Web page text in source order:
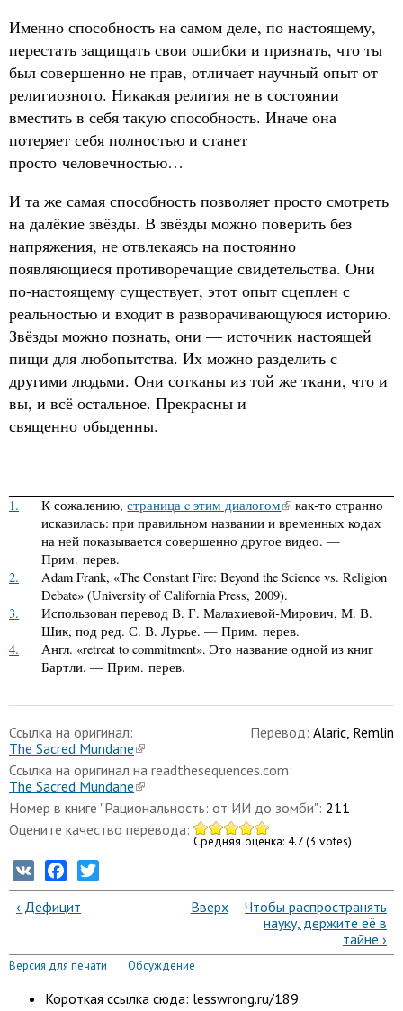
Именно способность на самом деле, по настоящему,
перестать защищать свои ошибки и признать, что ты
был совершенно не прав, отличает научный опыт от
религиозного. Никакая религия не в состоянии
вместить в себя такую способность. Иначе она
потеряет себя полностью и станет
просто человечностью…
И та же самая способность позволяет просто смотреть
на далёкие звёзды. В звёзды можно поверить без
напряжения, не отвлекаясь на постоянно
появляющиеся противоречащие свидетельства. Они
по-настоящему существует, этот опыт сцеплен с
реальностью и входит в разворачивающуюся историю.
Звёзды можно познать, они — источник настоящей
пищи для любопытства. Их можно разделить с
другими людьми. Они сотканы из той же ткани, что и
вы, и всё остальное. Прекрасны и
священно обыденны.
1. К сожалению,страница c этим диалогом
как-то странно
исказилась: при правильном названии и временных кодах
на ней показывается совершенно другое видео. —
Прим. перев.
2.
Adam Frank, «The Constant Fire: Beyond the Science vs. Religion
Debate» (University of California Press, 2009).
3.
Использован перевод В. Г. Малахиевой-Мирович, М. В.
Шик, под ред. С. В. Лурье. — Прим. перев.
4.
Англ. «retreat to commitment». Это название одной из книг
Бартли. — Прим. перев.
Перевод: Alaric, Remlin
Ссылка на оригинал:
The Sacred Mundane
Ссылка на оригинал на readthesequences.com:
The Sacred Mundane
Номер в книге "Рациональность: от ИИ до зомби": 211
Оцените качество перевода:
Средняя оценка: 4.7 (3 votes)
VK Facebook
‹ Дефицит Вверх
Чтобы распространять
науку, держите её в
тайне ›
Версия для печати Обсуждение
Короткая ссылка сюда: lesswrong.ru/189